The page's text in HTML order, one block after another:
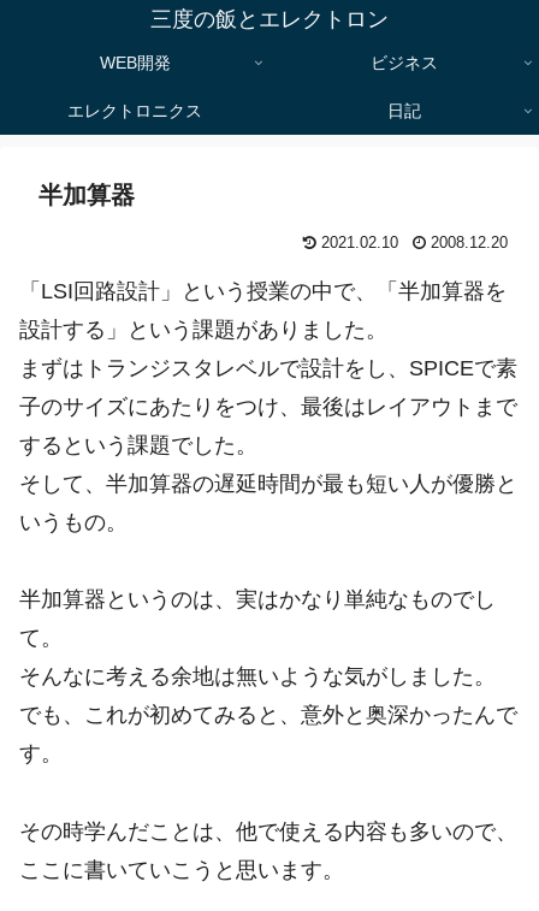
三度の飯とエレクトロン
WEB開発 ビジネス
エレクトロニクス 日記
半加算器
2021.02.10 2008.12.20
「LSI回路設計」という授業の中で、「半加算器を
設計する」という課題がありました。
まずはトランジスタレベルで設計をし、SPICEで素
子のサイズにあたりをつけ、最後はレイアウトまで
するという課題でした。
そして、半加算器の遅延時間が最も短い人が優勝と
いうもの。
半加算器というのは、実はかなり単純なものでし
て。
そんなに考える余地は無いような気がしました。
でも、これが初めてみると、意外と奥深かったんで
す。
その時学んだことは、他で使える内容も多いので、
ここに書いていこうと思います。